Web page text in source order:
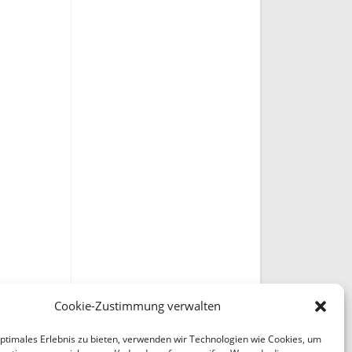
Cookie-Zustimmung verwalten
Erlebnis zu bieten, verwenden wir Technologien wie Cookies, um